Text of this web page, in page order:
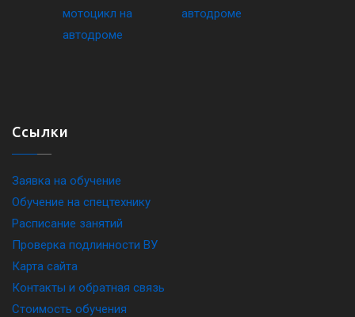
Ссылки
Заявка на обучение
Обучение на спецтехнику
Расписание занятий
Проверка подлинности ВУ
Карта сайта
Контакты и обратная связь
Стоимость обучения